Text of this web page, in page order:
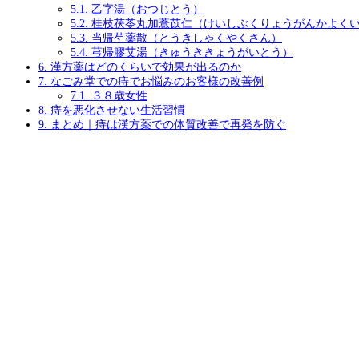
5.1.
乙字湯（おつじとう）
5.2. 桂枝茯苓丸加薏苡仁（けいしぶくりょうがんかよく
5.3. 当帰芍薬散（とうきしゃくやくさん）
5.4. 芎帰膠艾湯（きゅうききょうがいとう）
6. 漢方薬はどのくらいで効果が出るのか
7. なごみ堂での痔でお悩みのお客様の改善例
7.1.
３８歳女性
8. 痔を悪化させない生活習慣
9.
まとめ｜痔は漢方薬での体質改善で再発を防ぐ